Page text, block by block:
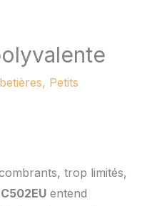
, Petits
trop limités,
entend